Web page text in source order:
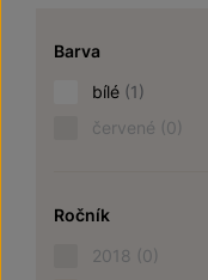
Barva
bílé (1)
červené (0)
Ročník
2018 (0)